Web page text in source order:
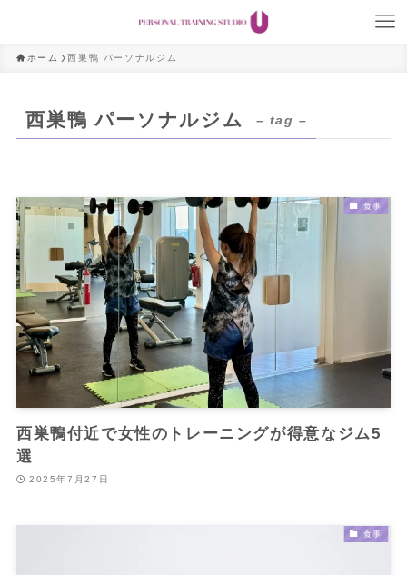
ホーム 西巣鴨 パーソナルジム
西巣鴨 パーソナルジム – tag –
食事
西巣鴨付近で女性のトレーニングが得意なジム5
選
2025年7月27日
食事